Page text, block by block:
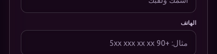
شروط الاستخدام
الهاتف